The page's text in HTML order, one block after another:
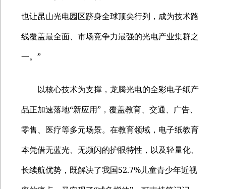
也让昆山光电园区跻身全球顶尖行列，成为技术路
线覆盖最全面、市场竞争力最强的光电产业集群之
一。 ”
以核心技术为支撑，龙腾光电的全彩电子纸产
品正加速落地“新应用” ，覆盖教育、交通、广告、
零售、医疗等多元场景。在教育领域，电子纸教育
本凭借无蓝光、无频闪的护眼特性，以及轻量化、
长续航优势，既解决了我国52.7% 儿童青少年近视